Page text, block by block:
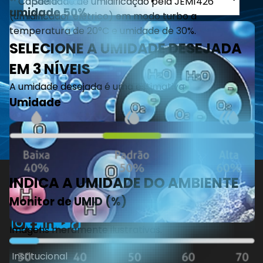
• pelos de animais;
• poeiras;
• odores;
• pólen;
• fumaças;
• ácaros;
Garanta o seupurificador de ar Streamere respire o ar mais puro
que aDaikinpode te oferecer!
Encontre também outros produtos para potencializar o seu bem-estar.
A compra é segura, com variedade de formas de pagamento e
parcelamento em até 10 vezes sem juros.
Este produto não é um dispositivo médico, dispositivo de tratamento
médico ou um produto terapêutico;
Este produto não se destina a ter qualquer uso terapêutico nem para
ser usado no diagnóstico, tratamento, alívio ou prevenção de
doenças;
Se você tiver algum problema de saúde ou não estiver se sentindo
bem, consulte um profissional de saúde.
Inscreva-se
Ao se cadastrar você concorda com a nossaPolítica de
Privacidade e Segurança.
Institucional
Sobre a Daikin Brasil